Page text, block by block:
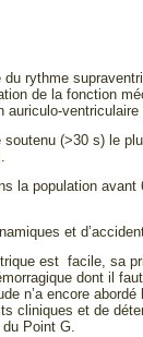
rythme
de la fonction
auriculo-
(>30 s) le
la population
et
est facile, sa
dont il
n’a encore
cliniques et de
Point G.